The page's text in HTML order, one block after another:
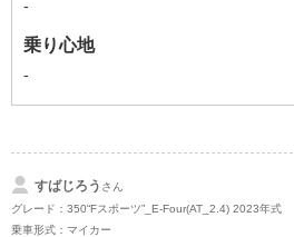
-
乗り心地
-
すばじろう さん
グレード：350“Fスポーツ”_E-Four(AT_2.4) 2023年式
乗車形式：マイカー